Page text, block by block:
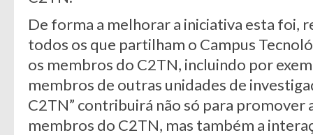
De forma a melhorar a iniciativa esta foi,
todos os que partilham o Campus
os membros do C2TN, incluindo por
membros de outras unidades de
C2TN” contribuirá não só para promover
membros do C2TN, mas também a